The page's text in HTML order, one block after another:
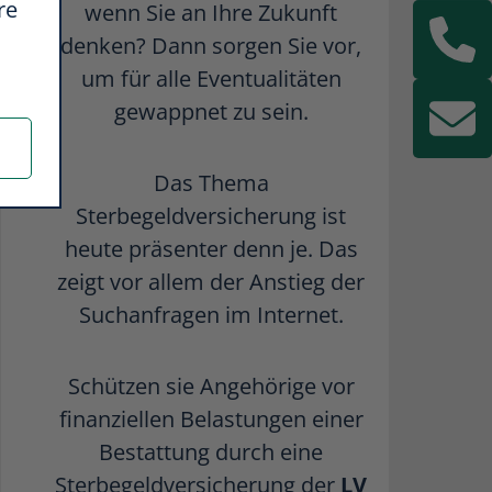
wenn Sie an Ihre Zukunft
denken? Dann sorgen Sie vor,
um für alle Eventualitäten
gewappnet zu sein.
Das Thema
Sterbegeldversicherung ist
heute präsenter denn je. Das
zeigt vor allem der Anstieg der
Suchanfragen im Internet.
Schützen sie Angehörige vor
finanziellen Belastungen einer
Bestattung durch eine
Sterbegeldversicherung der LV